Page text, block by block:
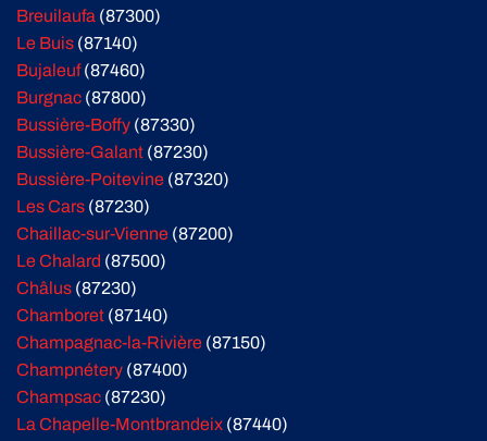
Breuilaufa (87300)
Le Buis (87140)
Bujaleuf(87460)
Burgnac (87800)
Bussière-Boffy (87330)
Bussière-Galant (87230)
Bussière-Poitevine (87320)
Les Cars (87230)
Chaillac-sur-Vienne (87200)
Le Chalard (87500)
Châlus (87230)
Chamboret (87140)
Champagnac-la-Rivière (87150)
Champnétery (87400)
Champsac (87230)
La Chapelle-Montbrandeix (87440)